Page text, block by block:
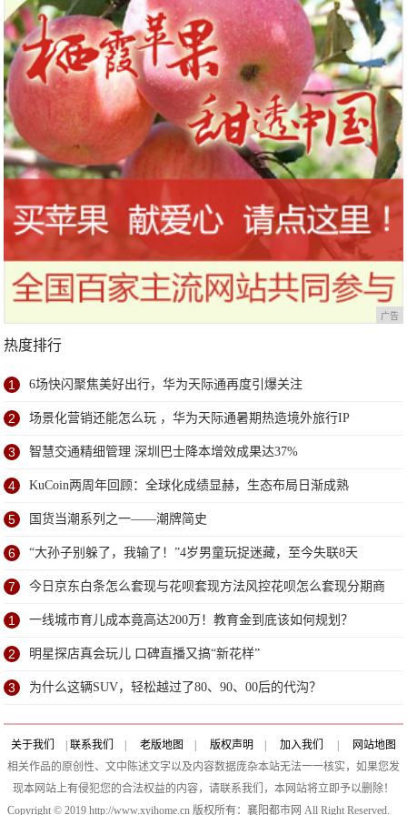
广告
热度排行
1 6场快闪聚焦美好出行，华为天际通再度引爆关注
2 场景化营销还能怎么玩 ，华为天际通暑期热造境外旅行IP
3 智慧交通精细管理 深圳巴士降本增效成果达37%
4 KuCoin两周年回顾：全球化成绩显赫，生态布局日渐成熟
5 国货当潮系列之一——潮牌简史
6 “大孙子别躲了，我输了！”4岁男童玩捉迷藏，至今失联8天
7 今日京东白条怎么套现与花呗套现方法风控花呗怎么套现分期商
家
1 一线城市育儿成本竟高达200万！教育金到底该如何规划？
2 明星探店真会玩儿 口碑直播又搞“新花样”
3 为什么这辆SUV，轻松越过了80、90、00后的代沟？
关于我们 联系我们 老版地图 版权声明 加入我们
网站地图
相关作品的原创性、文中陈述文字以及内容数据庞杂本站无法一一核实，如果您发
现本网站上有侵犯您的合法权益的内容，请联系我们，本网站将立即予以删除！
Copyright © 2019 http://www.xyihome.cn 版权所有：襄阳都市网 All Right Reserved.